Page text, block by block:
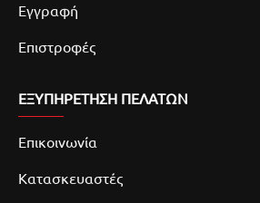
Εγγραφή
Επιστροφές
ΕΞΥΠΗΡΕΤΗΣΗ ΠΕΛΑΤΩΝ
Επικοινωνία
Κατασκευαστές